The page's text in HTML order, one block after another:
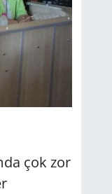
çok zor